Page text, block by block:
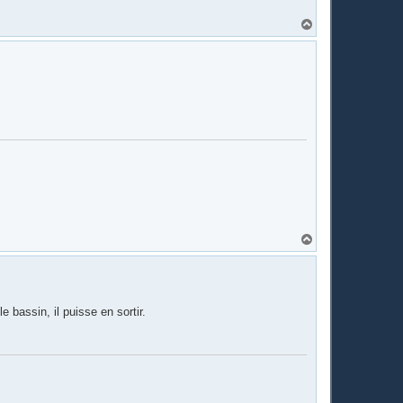
a
a
bassin, il puisse en sortir.